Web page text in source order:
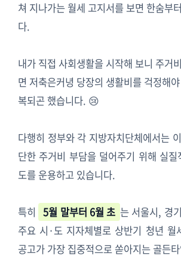
쳐 지나가는 월세 고지서를 보면 한숨부
다.
내가 직접 사회생활을 시작해 보니 주거
면 저축은커녕 당장의 생활비를 걱정해
복되곤 했습니다. 😢
다행히 정부와 각 지방자치단체에서는
단한 주거비 부담을 덜어주기 위해 실
도를 운용하고 있습니다.
특히 5월 말부터 6월 초 는 서울시, 경
주요 시·도 지자체별로 상반기 청년 월
공고가 가장 집중적으로 쏟아지는 골든